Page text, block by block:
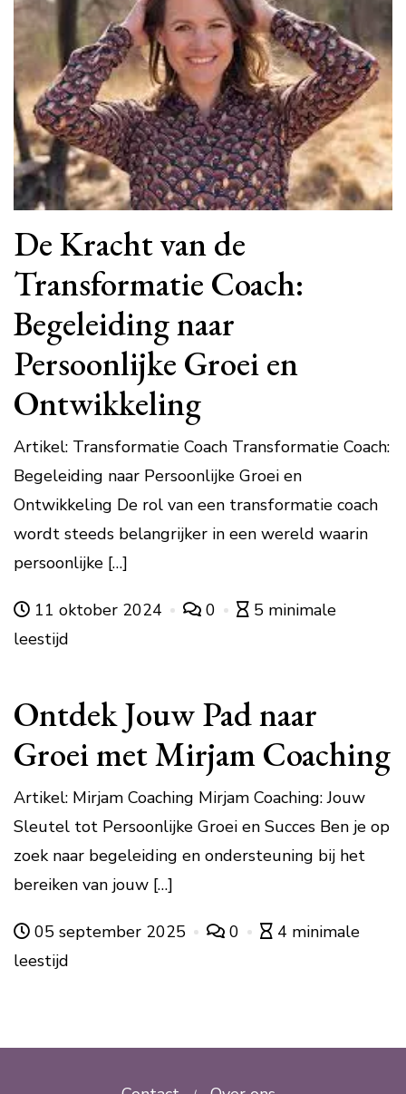
De Kracht van de
Transformatie Coach:
Begeleiding naar
Persoonlijke Groei en
Ontwikkeling
Artikel: Transformatie Coach Transformatie Coach:
Begeleiding naar Persoonlijke Groei en
Ontwikkeling De rol van een transformatie coach
wordt steeds belangrijker in een wereld waarin
persoonlijke […]
11 oktober 2024 0
5 minimale
leestijd
Ontdek Jouw Pad naar
Groei met Mirjam Coaching
Artikel: Mirjam Coaching Mirjam Coaching: Jouw
Sleutel tot Persoonlijke Groei en Succes Ben je op
zoek naar begeleiding en ondersteuning bij het
bereiken van jouw […]
05 september 2025 0
4 minimale
leestijd